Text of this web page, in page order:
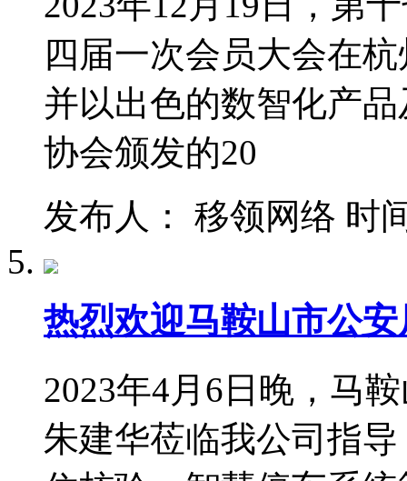
四届一次会员大会在
并以出色的数智化产
协会颁发的20
发布人： 移领网络 时
热烈欢迎马鞍山市公
2023年4月6日晚，马
朱建华莅临我公司指